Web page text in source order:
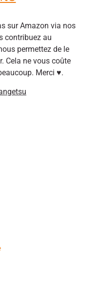
sur Amazon via nos
contribuez au
permettez de le
Cela ne vous coûte
Merci ♥.